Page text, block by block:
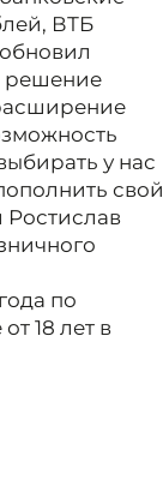
ВТБ
решение
у нас
свой
Ростислав
по
18 лет в